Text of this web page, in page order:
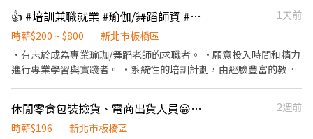
急需用錢免煩惱。
間】 一~日 09:00~18:00 排休制 💵【薪資待遇】 平均收入約50～
70K 📍【工作地點】 新北市板橋區、土城區、蘆洲區、三重區<==
任選 --------------------⬇️應徵方式⬇️------------------------- 📩
【火速卡位應徵流程】 ➊ 點擊填寫廠商制式履歷（1分鐘完成，快
加入留言： 👉https://lin.ee/OBnhVN5 私訊留下 ⌜姓名+電話 +應
徵電商包裏外送」💥
👍 #培訓兼職就業 #瑜伽/舞蹈師資 #歡迎二度就業應徵
1天前
時薪$200 ~ $800
新北市板橋區
•有志於成為專業瑜珈/舞蹈老師的求職者。 •願意投入時間和精力
進行專業學習與實踐者。 •系統性的培訓計劃，由經驗豐富的教練
入。
休閒零食包裝撿貨、電商出貨人員😀急需新血 歡迎應徵
2週前
時薪$196
新北市板橋區